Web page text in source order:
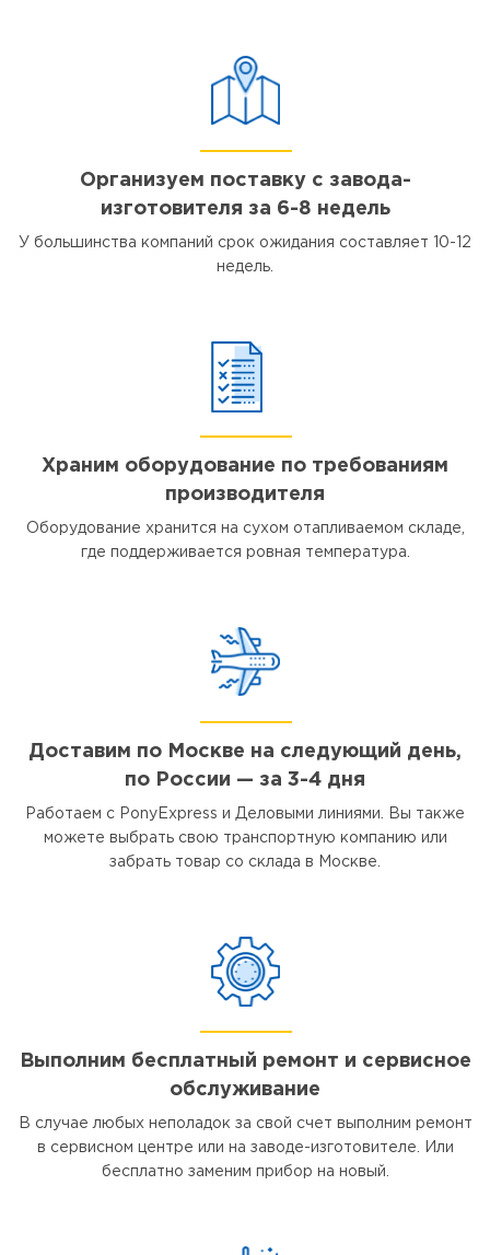
Организуем поставку с завода-
изготовителя за 6-8 недель
У большинства компаний срок ожидания составляет 10-12
недель.
Храним оборудование по требованиям
производителя
Оборудование хранится на сухом отапливаемом складе,
где поддерживается ровная температура.
Доставим по Москве на следующий день,
по России — за 3-4 дня
Работаем с PonyExpress и Деловыми линиями. Вы также
можете выбрать свою транспортную компанию или
забрать товар со склада в Москве.
Выполним бесплатный ремонт и сервисное
обслуживание
В случае любых неполадок за свой счет выполним ремонт
в сервисном центре или на заводе-изготовителе. Или
бесплатно заменим прибор на новый.